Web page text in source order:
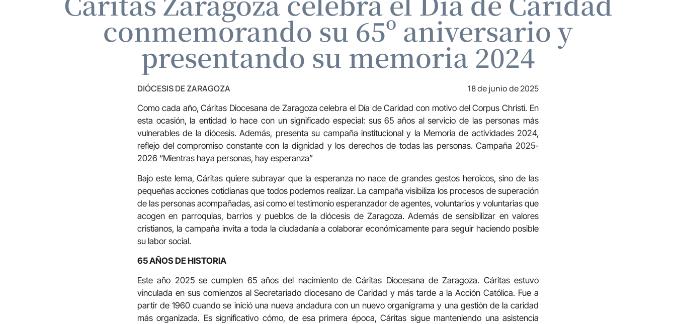
conmemorando su 65º aniversario y
presentando su memoria 2024
DIÓCESIS DE ZARAGOZA 18 de junio de 2025
Como cada año, Cáritas Diocesana de Zaragoza celebra el Día de Caridad con motivo del Corpus Christi. En
esta ocasión, la entidad lo hace con un significado especial: sus 65 años al servicio de las personas más
vulnerables de la diócesis. Además, presenta su campaña institucional y la Memoria de actividades 2024,
reflejo del compromiso constante con la dignidad y los derechos de todas las personas. Campaña 2025-
2026 “Mientras haya personas, hay esperanza”
Bajo este lema, Cáritas quiere subrayar que la esperanza no nace de grandes gestos heroicos, sino de las
pequeñas acciones cotidianas que todos podemos realizar. La campaña visibiliza los procesos de superación
de las personas acompañadas, así como el testimonio esperanzador de agentes, voluntarios y voluntarias que
acogen en parroquias, barrios y pueblos de la diócesis de Zaragoza. Además de sensibilizar en valores
cristianos, la campaña invita a toda la ciudadanía a colaborar económicamente para seguir haciendo posible
su labor social.
65 AÑOS DE HISTORIA
Este año 2025 se cumplen 65 años del nacimiento de Cáritas Diocesana de Zaragoza. Cáritas estuvo
vinculada en sus comienzos al Secretariado diocesano de Caridad y más tarde a la Acción Católica. Fue a
partir de 1960 cuando se inició una nueva andadura con un nuevo organigrama y una gestión de la caridad
más organizada. Es significativo cómo, de esa primera época, Cáritas sigue manteniendo una asistencia